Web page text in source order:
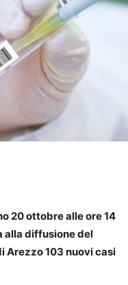
20 ottobre alle ore 14
alla diffusione del
Arezzo 103 nuovi casi